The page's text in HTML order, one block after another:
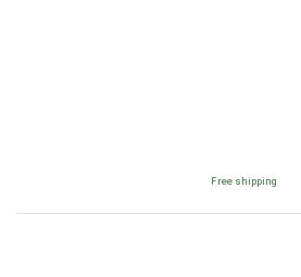
Free shipping